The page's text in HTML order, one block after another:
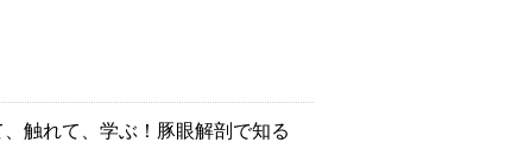
触れて、学ぶ！豚眼解剖で知る